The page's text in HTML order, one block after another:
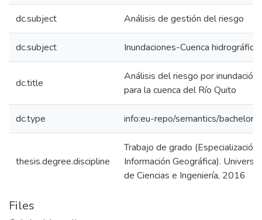
dc.subject Análisis de gestión del riesgo
dc.subject Inundaciones-Cuenca
dc.title
Análisis del riesgo por
para la cuenca del Río Quito
dc.type info:eu-repo/semantics/
thesis.degree.discipline
Trabajo de grado
Información Geográfica).
de Ciencias e Ingeniería, 2016
Files